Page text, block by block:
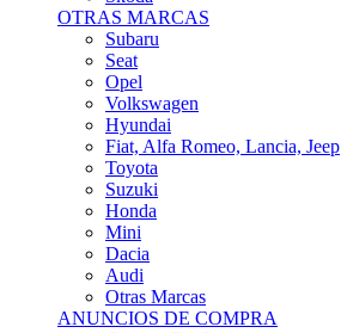
OTRAS MARCAS
Subaru
Seat
Opel
Volkswagen
Hyundai
Fiat, Alfa Romeo, Lancia, Jeep
Toyota
Suzuki
Honda
Mini
Dacia
Audi
Otras Marcas
ANUNCIOS DE COMPRA